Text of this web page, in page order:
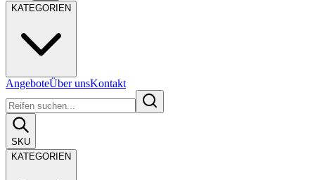
KATEGORIEN
AngeboteÜber unsKontakt
SKU
KATEGORIEN